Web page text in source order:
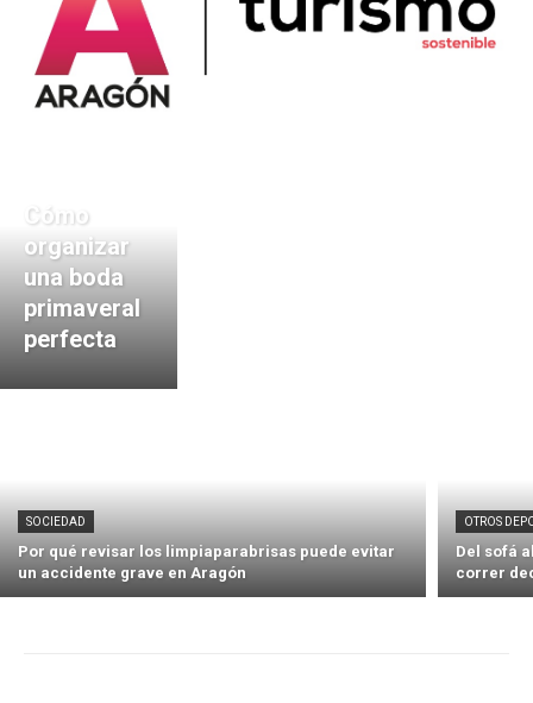
Cómo
organizar
una boda
primaveral
perfecta
SOCIEDAD
Por qué revisar los limpiaparabrisas puede evitar
un accidente grave en Aragón
OTROS
Del sofá
correr